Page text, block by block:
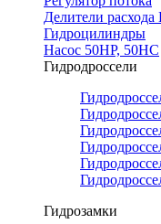
Делители
Гидроцилиндры
Насос 50НР, 50НС
Гидродроссели
Гидрозамки